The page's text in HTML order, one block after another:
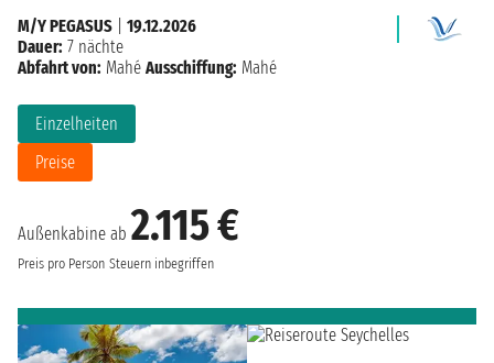
Außenkabine ab 2.115 €
Preis pro Person Steuern inbegriffen
Einzelheiten
Preise
M/Y PEGASUS
19.12.2026
Dauer: 7 nächte
Abfahrt von: Mahé Ausschiffung: Mahé